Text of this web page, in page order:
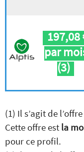
197,08
par
(3)
(1) Il s’agit de
Cette offre est la
pour ce profil.